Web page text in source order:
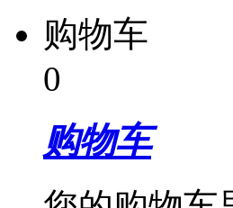
购物车
0
购物车